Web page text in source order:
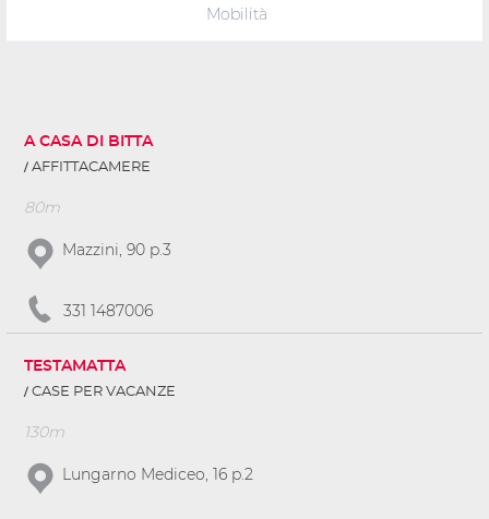
Mobilità
A CASA DI BITTA
AFFITTACAMERE
80m
Mazzini, 90 p.3
331 1487006
TESTAMATTA
CASE PER VACANZE
130m
Lungarno Mediceo, 16 p.2